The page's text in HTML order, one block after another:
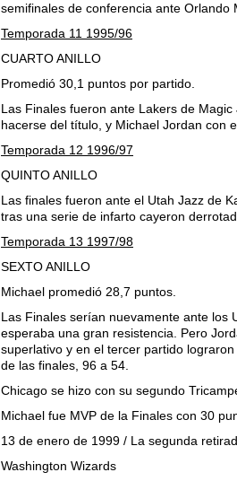
semifinales de conferencia ante Orlando
Temporada 11 1995/96
CUARTO ANILLO
Promedió 30,1 puntos por partido.
Las Finales fueron ante Lakers de
hacerse del título, y Michael Jordan con
Temporada 12 1996/97
QUINTO ANILLO
Las finales fueron ante el Utah Jazz de
tras una serie de infarto cayeron
Temporada 13 1997/98
SEXTO ANILLO
Michael promedió 28,7 puntos.
Las Finales serían nuevamente ante los
esperaba una gran resistencia. Pero
superlativo y en el tercer partido
de las finales, 96 a 54.
Chicago se hizo con su segundo
Michael fue MVP de la Finales con 30
13 de enero de 1999 / La segunda
Washington Wizards